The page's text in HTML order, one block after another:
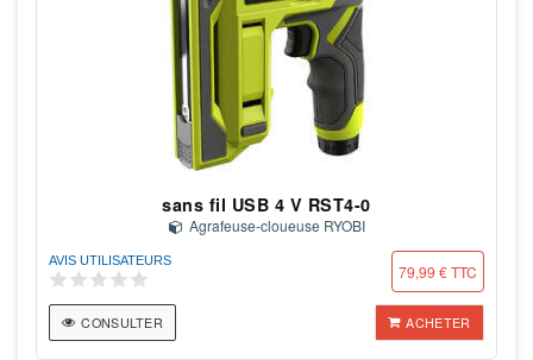
sans fil USB 4 V RST4-0
Agrafeuse-cloueuse RYOBI
AVIS UTILISATEURS
79,99 € TTC
CONSULTER ACHETER